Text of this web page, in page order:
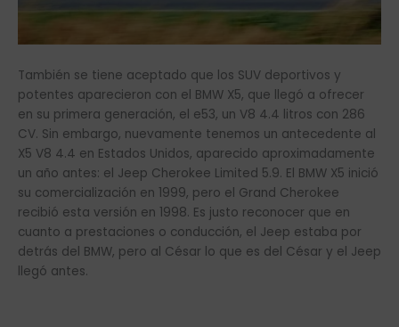
También se tiene aceptado que los SUV deportivos y
potentes aparecieron con el BMW X5, que llegó a ofrecer
en su primera generación, el e53, un V8 4.4 litros con 286
CV. Sin embargo, nuevamente tenemos un antecedente al
X5 V8 4.4 en Estados Unidos, aparecido aproximadamente
un año antes: el Jeep Cherokee Limited 5.9. El BMW X5 inició
su comercialización en 1999, pero el Grand Cherokee
recibió esta versión en 1998. Es justo reconocer que en
cuanto a prestaciones o conducción, el Jeep estaba por
detrás del BMW, pero al César lo que es del César y el Jeep
llegó antes.